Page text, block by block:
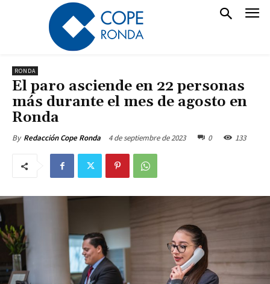
RONDA
El paro asciende en 22 personas
más durante el mes de agosto en
Ronda
By Redacción Cope Ronda 4 de septiembre de 2023 0 133